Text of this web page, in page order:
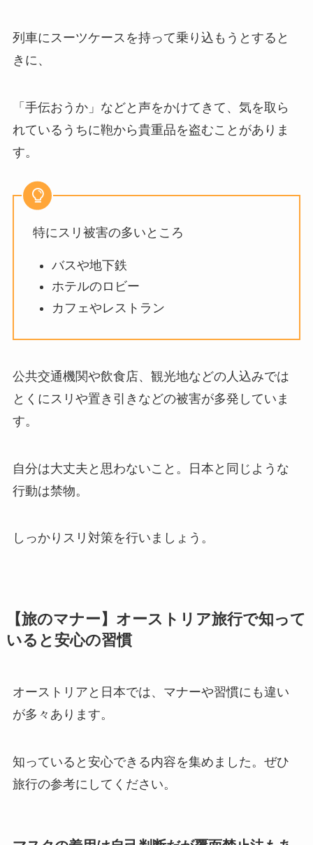
列車にスーツケースを持って乗り込もうとすると
きに、
「手伝おうか」などと声をかけてきて、気を取ら
れているうちに鞄から貴重品を盗むことがありま
す。
特にスリ被害の多いところ
バスや地下鉄
ホテルのロビー
カフェやレストラン
公共交通機関や飲食店、観光地などの人込みでは
とくにスリや置き引きなどの被害が多発していま
す。
自分は大丈夫と思わないこと。日本と同じような
行動は禁物。
しっかりスリ対策を行いましょう。
【旅のマナー】オーストリア旅行で知って
いると安心の習慣
オーストリアと日本では、マナーや習慣にも違い
が多々あります。
知っていると安心できる内容を集めました。ぜひ
旅行の参考にしてください。